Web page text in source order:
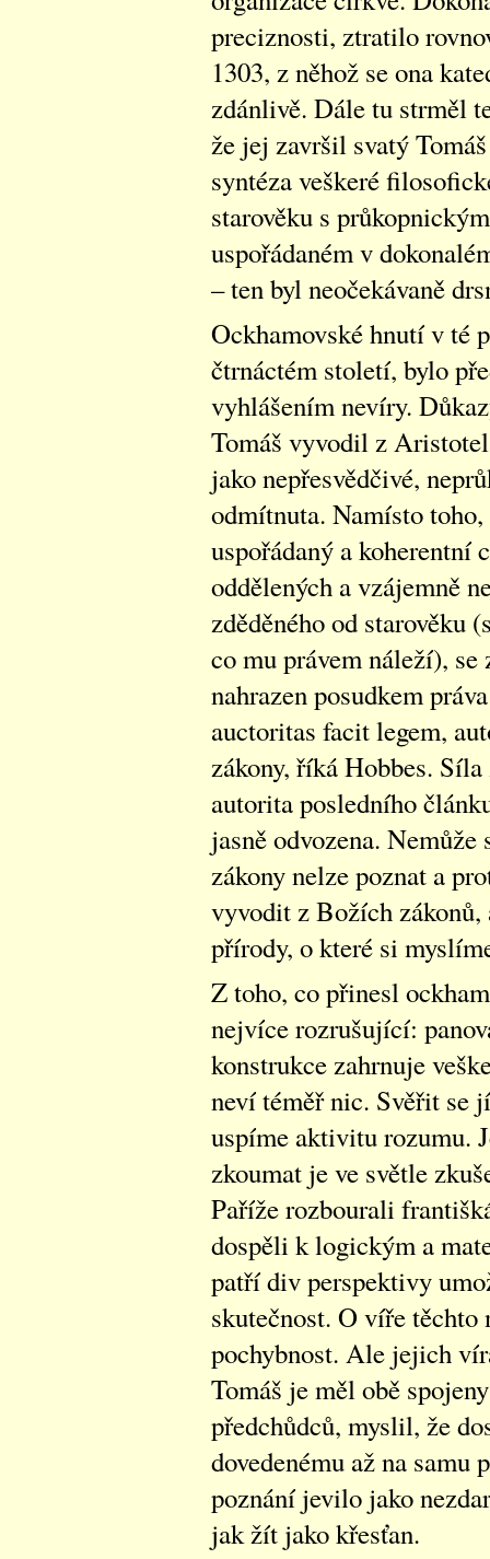
preciznosti, ztratilo
1303, z něhož se ona
zdánlivě. Dále tu strměl
že jej završil svatý
syntéza veškeré
starověku s
uspořádaném v
– ten byl neočekávaně
Ockhamovské hnutí v té
čtrnáctém století, bylo
vyhlášením nevíry.
Tomáš vyvodil z
jako nepřesvědčivé,
odmítnuta. Namísto toho,
uspořádaný a koherentní
oddělených a vzájemně
zděděného od starověku
co mu právem náleží),
nahrazen posudkem
auctoritas facit legem,
zákony, říká Hobbes. Síla
autorita posledního
jasně odvozena.
zákony nelze poznat a
vyvodit z Božích
přírody, o které si
Z toho, co přinesl
nejvíce rozrušující:
konstrukce zahrnuje
neví téměř nic. Svěřit se
uspíme aktivitu rozumu.
zkoumat je ve světle
Paříže rozbourali
dospěli k logickým a
patří div perspektivy
skutečnost. O víře
pochybnost. Ale jejich
Tomáš je měl obě
předchůdců, myslil, že
dovedenému až na
poznání jevilo jako
jak žít jako křesťan.